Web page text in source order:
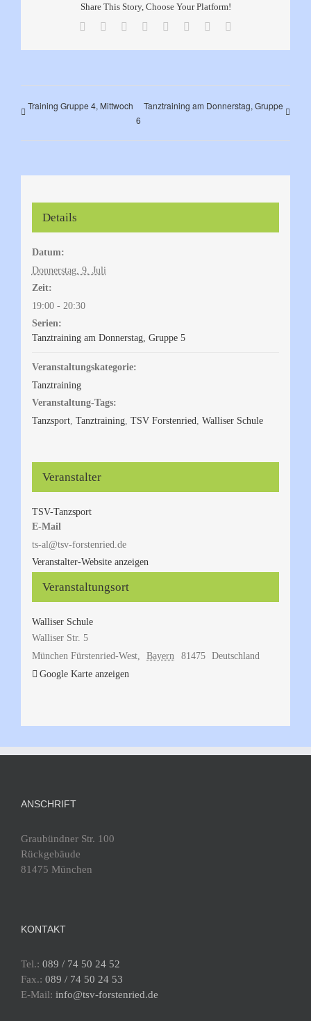
Share This Story, Choose Your Platform!
Facebook Reddit LinkedIn
TumblrPinterest
Training Gruppe 4, Mittwoch
Tanztraining am Donnerstag, Gruppe
6
Details
Datum:
Donnerstag, 9. Juli
Zeit:
19:00 - 20:30
Serien:
Tanztraining am Donnerstag, Gruppe 5
Veranstaltungskategorie:
Tanztraining
Veranstaltung-Tags:
Tanzsport, Tanztraining, TSV Forstenried, Walliser Schule
Veranstaltungsort
Walliser Schule
Walliser Str. 5
München Fürstenried-West, Bayern 81475
Deutschland
Google Karte anzeigen
Veranstalter
TSV-Tanzsport
E-Mail
ts-al@tsv-forstenried.de
Veranstalter-Website anzeigen
ANSCHRIFT
Graubündner Str. 100
Rückgebäude
81475 München
KONTAKT
Tel.: 089 / 74 50 24 52
Fax.: 089 / 74 50 24 53
E-Mail: info@tsv-forstenried.de